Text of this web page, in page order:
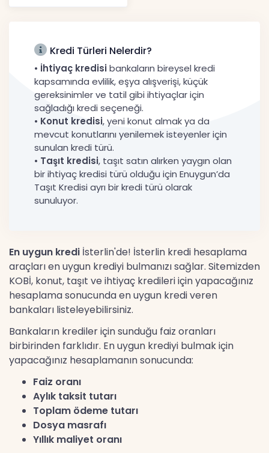
52.738 TL, Ek Destek
Kredi Türleri Nelerdir?
• İhtiyaç kredisibankaların bireysel kredi
kapsamında evlilik, eşya alışverişi, küçük
gereksinimler ve tatil gibi ihtiyaçlar için
sağladığı kredi seçeneği.
• Konut kredisi, yeni konut almak ya da
mevcut konutlarını yenilemek isteyenler için
sunulan kredi türü.
• Taşıt kredisi, taşıt satın alırken yaygın olan
bir ihtiyaç kredisi türü olduğu için Enuygun’da
Taşıt Kredisi ayrı bir kredi türü olarak
sunuluyor.
En uygun kredi İsterlin'de! İsterlin kredi hesaplama
araçları en uygun krediyi bulmanızı sağlar. Sitemizden
KOBİ, konut, taşıt ve ihtiyaç kredileri için yapacağınız
hesaplama sonucunda en uygun kredi veren
bankaları listeleyebilirsiniz.
Bankaların krediler için sunduğu faiz oranları
birbirinden farklıdır. En uygun krediyi bulmak için
yapacağınız hesaplamanın sonucunda:
Faiz oranı
Aylık taksit tutarı
Toplam ödeme tutarı
Dosya masrafı
Yıllık maliyet oranı